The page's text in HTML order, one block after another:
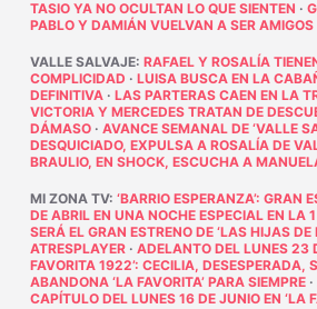
TASIO YA NO OCULTAN LO QUE SIENTEN ·
PABLO Y DAMIÁN VUELVAN A SER AMIGOS
VALLE SALVAJE: RAFAEL Y ROSALÍA
COMPLICIDAD · LUISA BUSCA EN LA
DEFINITIVA· LAS PARTERAS CAEN EN LA
VICTORIA Y MERCEDES TRATAN DE
DÁMASO· AVANCE SEMANAL DE ‘VALLE
DESQUICIADO, EXPULSA A ROSALÍA DE
BRAULIO, EN SHOCK, ESCUCHA A
MI ZONA TV: ‘BARRIO ESPERANZA’: GRAN
DE ABRIL EN UNA NOCHE ESPECIAL EN LA
SERÁ EL GRAN ESTRENO DE ‘LAS HIJAS DE
ATRESPLAYER· ADELANTO DEL LUNES 23
FAVORITA 1922’: CECILIA, DESESPERADA,
ABANDONA ‘LA FAVORITA’ PARA SIEMPRE·
CAPÍTULO DEL LUNES 16 DE JUNIO EN ‘LA